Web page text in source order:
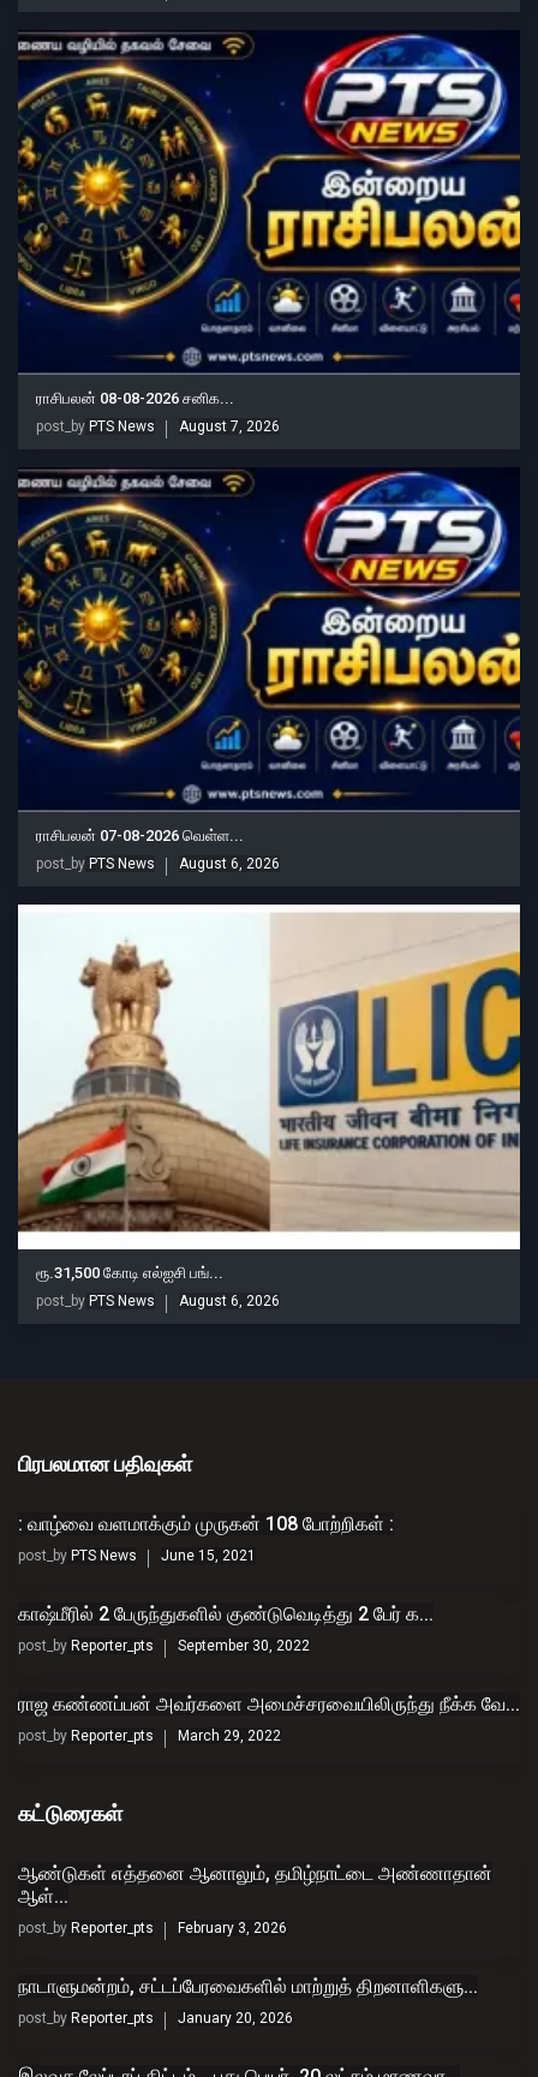
ராசிபலன் 08-08-2026 சனிக...
post_by PTS News August 7, 2026
ராசிபலன் 07-08-2026 வெள்ள...
post_by PTS News August 6, 2026
ரூ.31,500 கோடி எல்ஐசி பங்...
post_by PTS News August 6, 2026
பிரபலமான பதிவுகள்
: வாழ்வை வளமாக்கும் முருகன் 108 போற்றிகள் :
post_by PTS News June 15, 2021
காஷ்மீரில் 2 பேருந்துகளில் குண்டுவெடித்து 2 பேர் க...
post_by Reporter_pts September 30, 2022
ராஜ கண்ணப்பன் அவர்களை அமைச்சரவையிலிருந்து நீக்க வே...
post_by Reporter_pts March 29, 2022
கட்டுரைகள்
ஆண்டுகள் எத்தனை ஆனாலும், தமிழ்நாட்டை அண்ணாதான்
ஆள்...
post_by Reporter_pts February 3, 2026
நாடாளுமன்றம், சட்டப்பேரவைகளில் மாற்றுத் திறனாளிகளு...
post_by Reporter_pts January 20, 2026